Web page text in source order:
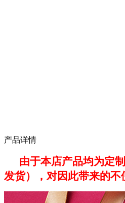
产品详情
由于本店产品均为定制
发货），对因此带来的